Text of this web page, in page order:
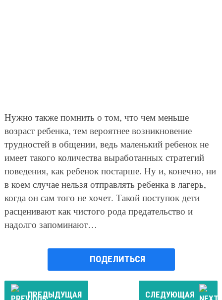
Нужно также помнить о том, что чем меньше
возраст ребенка, тем вероятнее возникновение
трудностей в общении, ведь маленький ребенок не
имеет такого количества выработанных стратегий
поведения, как ребенок постарше. Ну и, конечно, ни
в коем случае нельзя отправлять ребенка в лагерь,
когда он сам того не хочет. Такой поступок дети
расценивают как чистого рода предательство и
надолго запоминают…
ПОДЕЛИТЬСЯ
ПРЕДЫДУЩАЯ СЛЕДУЮЩАЯ